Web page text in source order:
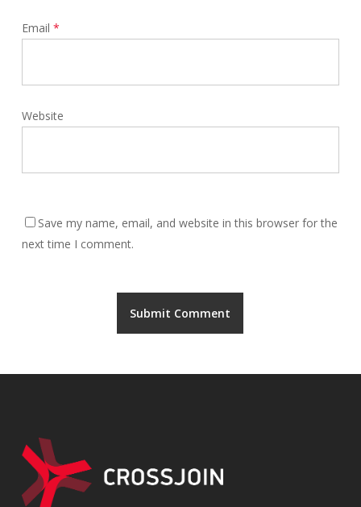
Email *
Website
Save my name, email, and website in this browser for the
next time I comment.